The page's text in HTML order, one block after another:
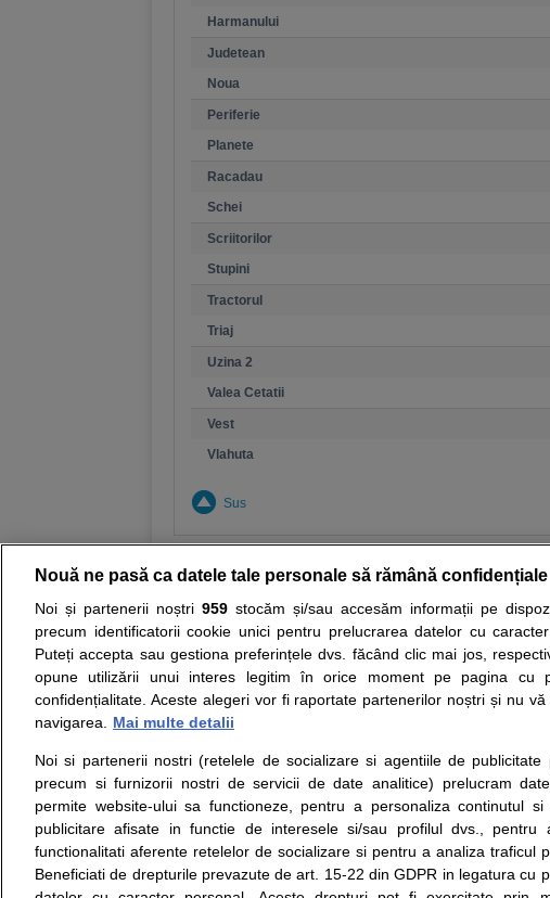
Harmanului
Judetean
Noua
Periferie
Planete
Racadau
Schei
Scriitorilor
Stupini
Tractorul
Triaj
Uzina 2
Valea Cetatii
Vest
Vlahuta
Sus
Resurse: Autoevaluare simptome Interpretare analize
Opiniile avizate ale medicilor, sfaturile si orice alte informatii
nici diagnosticul stabilit in urma investigatiilor si analizelor
ii punem la dispozitie pentru programare in sistemul de
Despre noi
Despre noi
Contact
Intrebari frecvente
Consultanti
medicali
Legal
Termeni si conditii
Politica de
confidentialitate
Politica de cookie
Modifica Setarile Cookie
Nouă ne pasă ca datele tale personale să rămână confidențiale
Noi și partenerii noștri 959stocăm și/sau accesăm informații pe
precum identificatorii cookie unici pentru prelucrarea datelor cu caracter
Puteți accepta sau gestiona preferințele dvs. făcând clic mai jos,
opune utilizării unui interes legitim în orice moment pe pagina cu
confidențialitate. Aceste alegeri vor fi raportate partenerilor noștri și nu vă
navigarea.
Mai multe detalii
Noi si partenerii nostri (retelele de socializare si agentiile de publicitate
precum si furnizorii nostri de servicii de date analitice) prelucram
permite website-ului sa functioneze, pentru a personaliza continutul si
publicitare afisate in functie de interesele si/sau profilul dvs., pentru
functionalitati aferente retelelor de socializare si pentru a analiza traficul
Beneficiati de drepturile prevazute de art. 15-22 din GDPR in legatura cu